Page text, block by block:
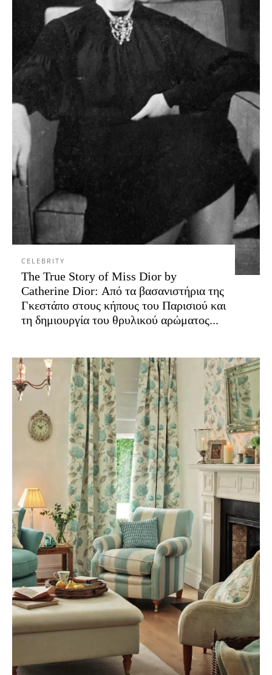
CELEBRITY
The True Story of Miss Dior by
Catherine Dior: Από τα βασανιστήρια της
Γκεστάπο στους κήπους του Παρισιού και
τη δημιουργία του θρυλικού αρώματος...